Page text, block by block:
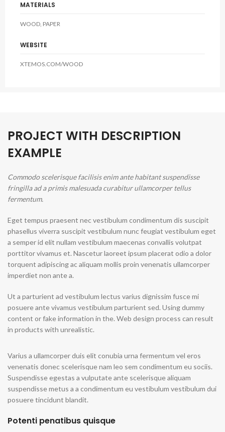
MATERIALS
WOOD, PAPER
WEBSITE
XTEMOS.COM/WOOD
PROJECT WITH DESCRIPTION
EXAMPLE
Commodo scelerisque facilisis enim ante habitant suspendisse
fringilla ad a primis malesuada curabitur ullamcorper tellus
fermentum.
Eget tempus praesent nec vestibulum condimentum dis suscipit
phasellus viverra suscipit vestibulum nunc feugiat vestibulum eget
a semper id elit nullam vestibulum maecenas convallis volutpat
porttitor vivamus et. Nascetur laoreet ipsum placerat odio a dolor
torquent adipiscing ac aliquam mollis proin venenatis ullamcorper
imperdiet non ante a.
Ut a parturient ad vestibulum lectus varius dignissim fusce mi
posuere ante vivamus vestibulum parturient sed. Using dummy
content or fake information in the. Web design process can result
in products with unrealistic.
Varius a ullamcorper duis elit conubia urna fermentum vel eros
venenatis donec scelerisque nam leo sem condimentum eu sociis.
Suspendisse egestas a vulputate ante scelerisque aliquam
suspendisse metus a a condimentum eu vestibulum vestibulum dui
posuere tincidunt blandit.
Potenti penatibus quisque